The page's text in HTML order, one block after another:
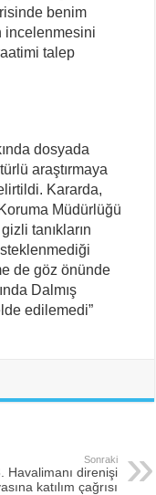
benim
incelenmesini
talep
dosyada
araştırmaya
Kararda,
Müdürlüğü
tanıkların
de göz önünde
Dalmış
edilemedi”
Sonraki
Havalimanı direnişi
katılım çağrısı